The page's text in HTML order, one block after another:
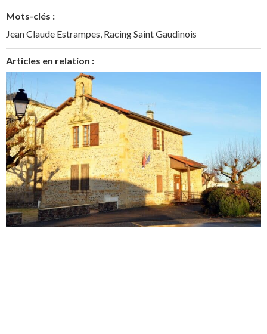
Mots-clés :
Jean Claude Estrampes, Racing Saint Gaudinois
Articles en relation :